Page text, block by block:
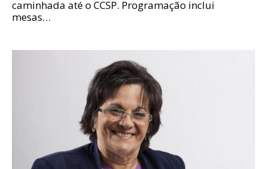
caminhada até o CCSP. Programação inclui
mesas…